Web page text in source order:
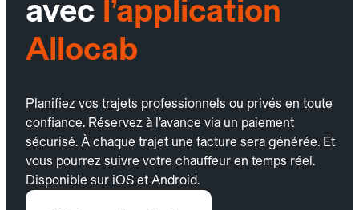
avec l’application
Allocab
Planifiez vos trajets professionnels ou privés en toute
confiance. Réservez à l’avance via un paiement
sécurisé. À chaque trajet une facture sera générée. Et
vous pourrez suivre votre chauffeur en temps réel.
Disponible sur iOS et Android.